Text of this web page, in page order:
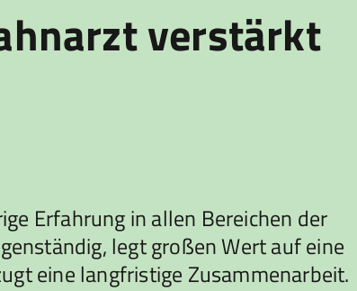
verstärkt
Erfahrung in allen Bereichen der
legt großen Wert auf eine
eine langfristige Zusammenarbeit.